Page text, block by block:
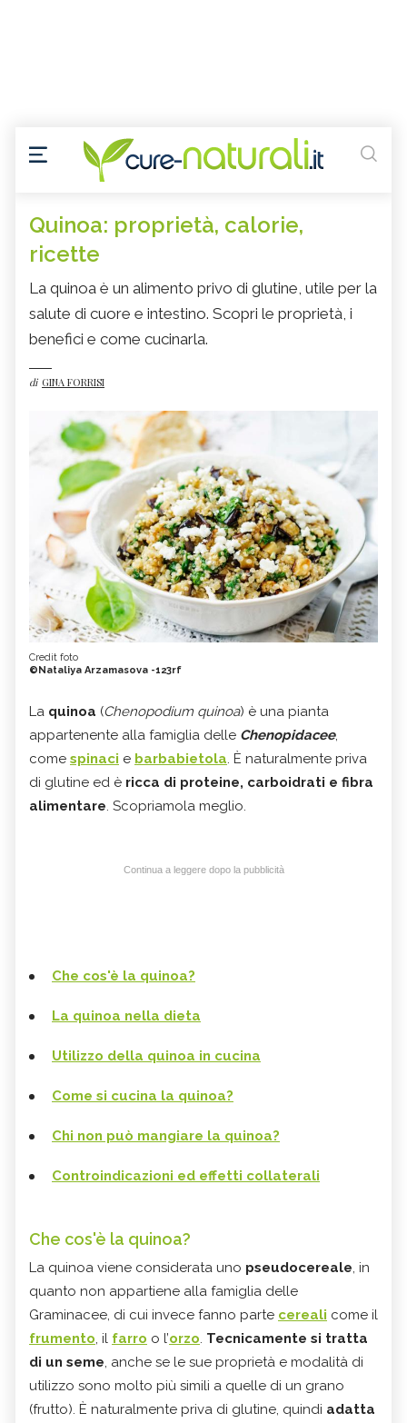
Quinoa: proprietà, calorie,
ricette
La quinoa è un alimento privo di glutine, utile per la
salute di cuore e intestino. Scopri le proprietà, i
benefici e come cucinarla.
di GINA FORRISI
Credit foto
©Nataliya Arzamasova -123rf
La quinoa (Chenopodium quinoa) è una pianta
appartenente alla famiglia delle Chenopidacee,
come spinaci e barbabietola. È naturalmente priva
di glutine ed è ricca di proteine, carboidrati e fibra
alimentare. Scopriamola meglio.
Continua a leggere dopo la pubblicità
Che cos'è la quinoa?
La quinoa nella dieta
Utilizzo della quinoa in cucina
Come si cucina la quinoa?
Chi non può mangiare la quinoa?
Controindicazioni ed effetti collaterali
Che cos'è la quinoa?
La quinoa viene considerata uno pseudocereale, in
quanto non appartiene alla famiglia delle
Graminacee, di cui invece fanno parte cereali come il
frumento, il farro o l’orzo. Tecnicamente si tratta
di un seme, anche se le sue proprietà e modalità di
utilizzo sono molto più simili a quelle di un grano
(frutto). È naturalmente priva di glutine, quindi adatta